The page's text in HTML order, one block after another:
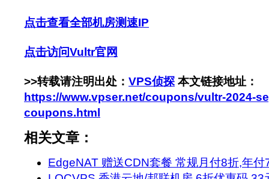
点击查看全部机房测速IP
点击访问Vultr官网
>>转载请注明出处： VPS侦探 本文链接地址：
https://www.vpser.net/coupons/vultr-2024-
coupons.html
相关文章：
EdgeNAT 赠送CDN套餐 常规月付8折,年付